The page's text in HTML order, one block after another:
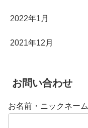
2022年1月
2021年12月
お問い合わせ
お名前・ニックネーム